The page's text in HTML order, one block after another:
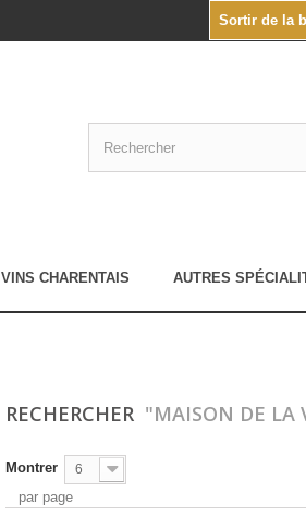
Sortir de la
VINS CHARENTAIS AUTRES
RECHERCHER "MAISON DE LA
Montrer 6
par page